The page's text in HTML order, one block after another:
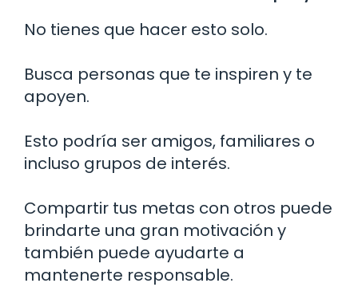
No tienes que hacer esto solo.
Busca personas que te inspiren y te
apoyen.
Esto podría ser amigos, familiares o
incluso grupos de interés.
Compartir tus metas con otros puede
brindarte una gran motivación y
también puede ayudarte a
mantenerte responsable.